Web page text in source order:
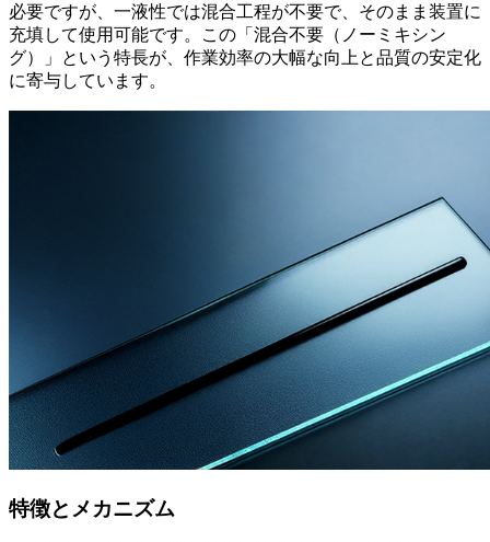
必要ですが、一液性では混合工程が不要で、そのまま装置に
充填して使用可能です。この「混合不要（ノーミキシン
グ）」という特長が、作業効率の大幅な向上と品質の安定化
に寄与しています。
特徴とメカニズム